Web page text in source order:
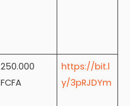
250.000
FCFA
https://bit.l
y/3pRJDYm